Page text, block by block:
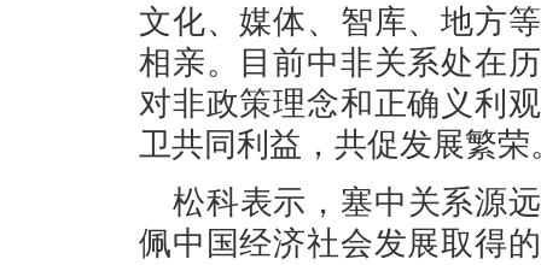
文化、媒体、智库、地方
相亲。目前中非关系处在
对非政策理念和正确义利
卫共同利益，共促发展繁荣
松科表示，塞中关系源
佩中国经济社会发展取得